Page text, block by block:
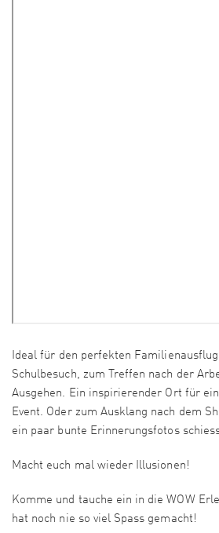
Ideal für den perfekten
Schulbesuch, zum Treffen nach der
Ausgehen. Ein inspirierender Ort für
Event. Oder zum Ausklang nach dem
ein paar bunte Erinnerungsfotos
Macht euch mal wieder Illusionen!
Komme und tauche ein in die WOW
hat noch nie so viel Spass gemacht!